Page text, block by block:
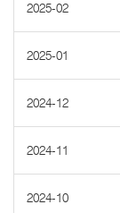
2025-02
2025-01
2024-12
2024-11
2024-10